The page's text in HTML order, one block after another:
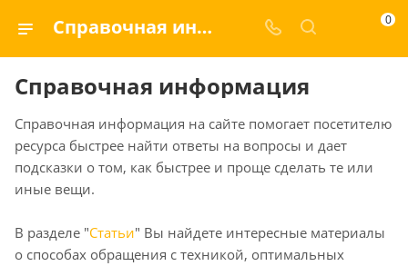
Справочная информация 0
Справочная информация
Справочная информация на сайте помогает посетителю
ресурса быстрее найти ответы на вопросы и дает
подсказки о том, как быстрее и проще сделать те или
иные вещи.
В разделе "Статьи" Вы найдете интересные материалы
о способах обращения с техникой, оптимальных